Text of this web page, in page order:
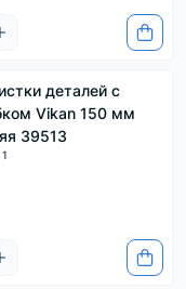
деталей с
Vikan 150 мм
39513
1